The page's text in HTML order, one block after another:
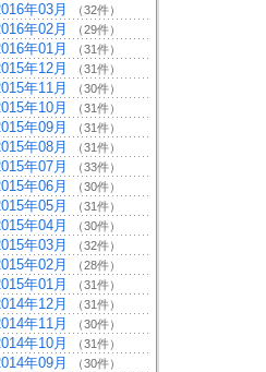
年03月 （32件）
年02月 （29件）
年01月 （31件）
年12月 （31件）
年11月 （30件）
年10月 （31件）
年09月 （31件）
年08月 （31件）
年07月 （33件）
年06月 （30件）
年05月 （31件）
年04月 （30件）
年03月 （32件）
年02月 （28件）
年01月 （31件）
年12月 （31件）
年11月 （30件）
年10月 （31件）
年09月 （30件）